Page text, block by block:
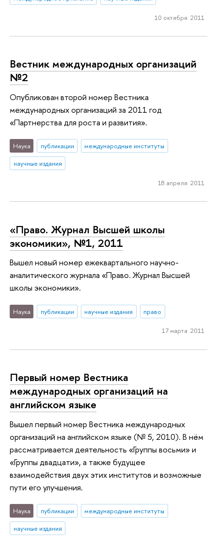
10 октября 2011
Вестник международных организаций
№2
Опубликован второй номер Вестника
международных организаций за 2011 год
«Партнерства для роста и развития».
Наука публикации
международные институты
научные издания
18 апреля 2011
«Право. Журнал Высшей школы
экономики», №1, 2011
Вышел новый номер ежеквартального научно-
аналитического журнала «Право. Журнал Высшей
школы экономики».
Наука публикации научные издания право
17 марта 2011
Первый номер Вестника
международных организаций на
английском языке
Вышел первый номер Вестника международных
организаций на английском языке (№ 5, 2010). В нём
рассматривается деятельность «Группы восьми» и
«Группы двадцати», а также будущее
взаимодействия двух этих институтов и возможные
пути его улучшения.
Наука публикации
международные институты
научные издания